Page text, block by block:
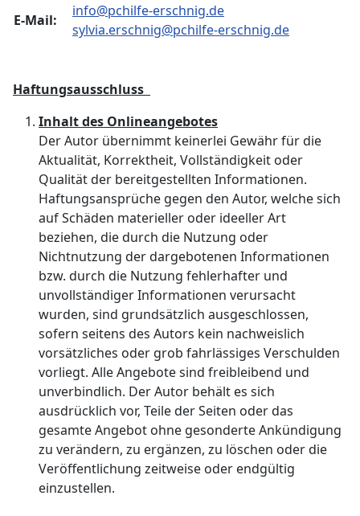
E-Mail:
info@pchilfe-erschnig.de
sylvia.erschnig@pchilfe-erschnig.de
Haftungsausschluss
Inhalt des Onlineangebotes
Der Autor übernimmt keinerlei Gewähr für die
Aktualität, Korrektheit, Vollständigkeit oder
Qualität der bereitgestellten Informationen.
Haftungsansprüche gegen den Autor, welche sich
auf Schäden materieller oder ideeller Art
beziehen, die durch die Nutzung oder
Nichtnutzung der dargebotenen Informationen
bzw. durch die Nutzung fehlerhafter und
unvollständiger Informationen verursacht
wurden, sind grundsätzlich ausgeschlossen,
sofern seitens des Autors kein nachweislich
vorsätzliches oder grob fahrlässiges Verschulden
vorliegt. Alle Angebote sind freibleibend und
unverbindlich. Der Autor behält es sich
ausdrücklich vor, Teile der Seiten oder das
gesamte Angebot ohne gesonderte Ankündigung
zu verändern, zu ergänzen, zu löschen oder die
Veröffentlichung zeitweise oder endgültig
einzustellen.